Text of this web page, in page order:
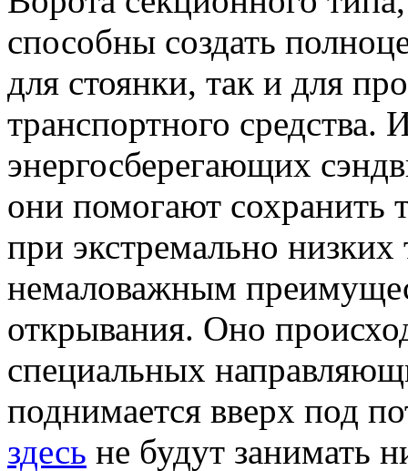
способны создать
для стоянки, так и для
транспортного средства.
энергосберегающих
они помогают сохранить
при экстремально
немаловажным
открывания. Оно
специальных
поднимается вверх под
здесь не будут занимать